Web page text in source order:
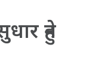
हुने